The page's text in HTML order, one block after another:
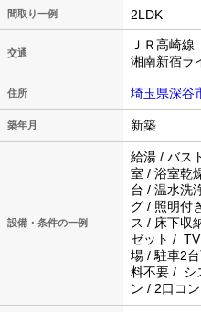
間取り一例 2LDK
交通
ＪＲ高崎
湘南新宿ラ
住所 埼玉県深谷
築年月 新築
設備・条件の一例
給湯 / バス
室 / 浴室乾
台 / 温水洗
グ / 照明付
ス / 床下収
ゼット /
場 / 駐車2
料不要 / シ
ン / 2口コ